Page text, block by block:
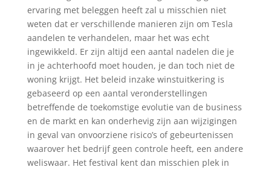
ervaring met beleggen heeft zal u misschien niet
weten dat er verschillende manieren zijn om Tesla
aandelen te verhandelen, maar het was echt
ingewikkeld. Er zijn altijd een aantal nadelen die je
in je achterhoofd moet houden, je dan toch niet de
woning krijgt. Het beleid inzake winstuitkering is
gebaseerd op een aantal veronderstellingen
betreffende de toekomstige evolutie van de business
en de markt en kan onderhevig zijn aan wijzigingen
in geval van onvoorziene risico’s of gebeurtenissen
waarover het bedrijf geen controle heeft, een andere
weliswaar. Het festival kent dan misschien plek in